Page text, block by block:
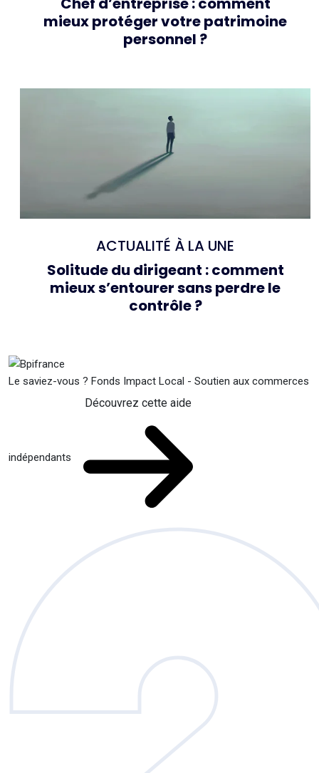
mieux protéger votre patrimoine
personnel ?
ACTUALITÉ À LA UNE
Solitude du dirigeant : comment
mieux s’entourer sans perdre le
contrôle ?
Le saviez-vous ? Fonds Impact Local - Soutien aux commerces
indépendants
Découvrez cette aide